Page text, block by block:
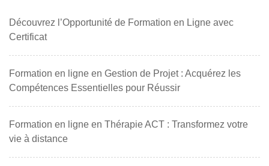
Découvrez l’Opportunité de Formation en Ligne avec
Certificat
Formation en ligne en Gestion de Projet : Acquérez les
Compétences Essentielles pour Réussir
Formation en ligne en Thérapie ACT : Transformez votre
vie à distance